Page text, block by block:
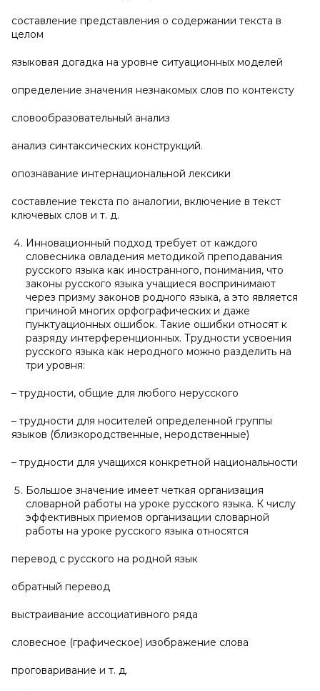
составление представления о содержании текста в
целом
языковая догадка на уровне ситуационных моделей
определение значения незнакомых слов по контексту
словообразовательный анализ
анализ синтаксических конструкций.
опознавание интернациональной лексики
составление текста по аналогии, включение в текст
ключевых слов и т. д.
Инновационный подход требует от каждого
словесника овладения методикой преподавания
русского языка как иностранного, понимания, что
законы русского языка учащиеся воспринимают
через призму законов родного языка, а это является
причиной многих орфографических и даже
пунктуационных ошибок. Такие ошибки относят к
разряду интерференционных. Трудности усвоения
русского языка как неродного можно разделить на
три уровня:
– трудности, общие для любого нерусского
– трудности для носителей определенной группы
языков (близкородственные, неродственные)
– трудности для учащихся конкретной национальности
Большое значение имеет четкая организация
словарной работы на уроке русского языка. К числу
эффективных приемов организации словарной
работы на уроке русского языка относятся
перевод с русского на родной язык
обратный перевод
выстраивание ассоциативного ряда
словесное (графическое) изображение слова
проговаривание и т. д.